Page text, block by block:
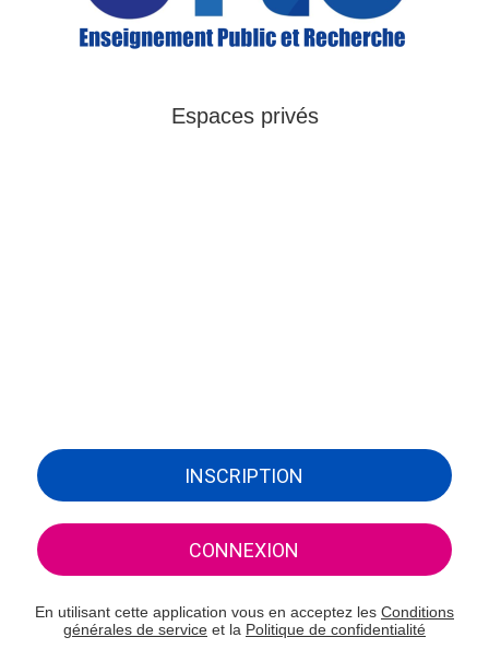
Espaces privés
INSCRIPTION
CONNEXION
En utilisant cette application vous en acceptez les Conditions
générales de service et la Politique de confidentialité